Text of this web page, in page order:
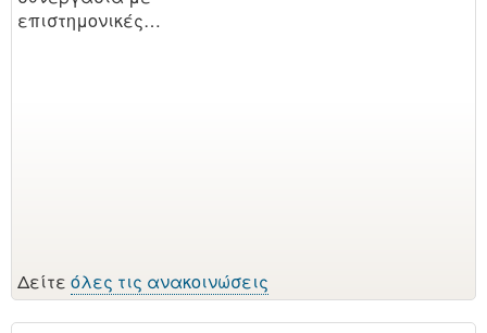
επιστημονικές…
Δείτε όλες τις ανακοινώσεις